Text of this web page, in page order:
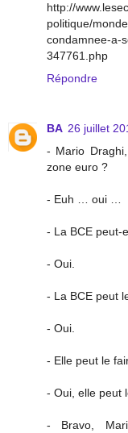
http://
politique/
condamnee-a-
347761.php
Répondre
BA 26 juillet
- Mario
zone euro ?
- Euh … oui …
- La BCE peut-
- Oui.
- La BCE peut
- Oui.
- Elle peut le
- Oui, elle peut
- Bravo,